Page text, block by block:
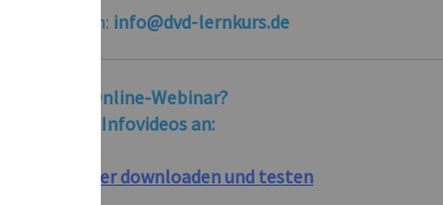
uns an: info@dvd-lernkurs.de
an einem Online-Webinar?
kurzen Infovideos an:
für Computer downloaden und testen